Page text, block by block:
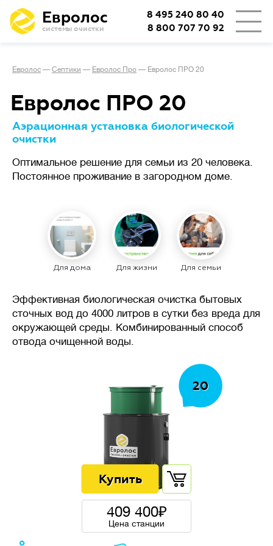
Евролос
системы очистки
8 495 240 80 40
8 800 707 70 92
Евролос — Септики — Евролос Про — Евролос ПРО 20
Евролос ПРО 20
Аэрационная установка биологической
очистки
Оптимальное решение для семьи из 20 человека.
Постоянное проживание в загородном доме.
Для дома Для жизни Для семьи
Эффективная биологическая очистка бытовых
сточных вод до 4000 литров в сутки без вреда для
окружающей среды. Комбинированный способ
отвода очищенной воды.
20
409 400
Цена станции
Определяет режим работы
(дача или дом выходного дня)
подразумевает возможные
важно, чтобы система легко
запускалась заново.
При постоянномпроживании
системы очистки, даже при
неравномерном поступлении
стоков в течение дня.
Накопительные
септики
(выгребные ямы, герметичные
резервуары) — накопление
сточных вод без очистки,
требует регулярной откачки
ассенизаторской машиной.
Механическаяочистка